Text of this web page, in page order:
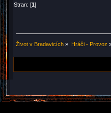
Stran: [1]
Život v Bradavicích » Hráči - Provoz